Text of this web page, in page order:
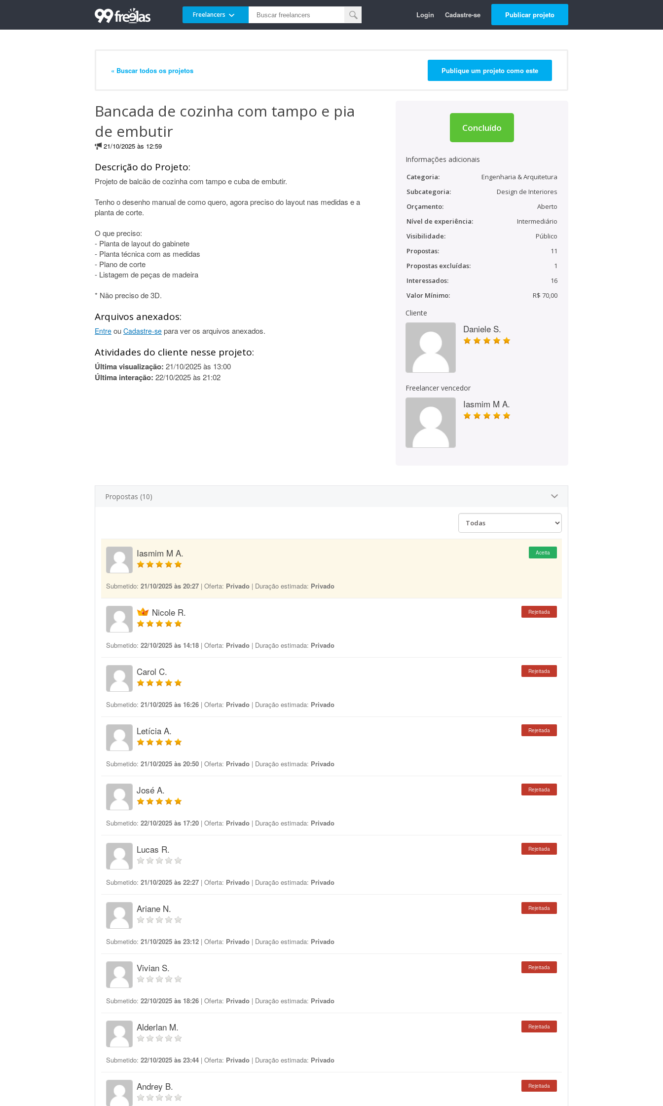
Freelancers Login Cadastre-se Publicar projeto
« Buscar todos os projetos Publique um projeto como este
Bancada de cozinha com tampo e pia
de embutir
21/10/2025 às 12:59
Descrição do Projeto:
Projeto de balcão de cozinha com tampo e cuba de embutir.
Tenho o desenho manual de como quero, agora preciso do layout nas medidas e a
planta de corte.
O que preciso:
- Planta de layout do gabinete
- Planta técnica com as medidas
- Plano de corte
- Listagem de peças de madeira
* Não preciso de 3D.
Arquivos anexados:
Entre ou Cadastre-se para ver os arquivos anexados.
Atividades do cliente nesse projeto:
Última visualização: 21/10/2025 às 13:00
Última interação: 22/10/2025 às 21:02
Concluído
Informações adicionais
Categoria:
Engenharia & Arquitetura
Subcategoria:
Design de Interiores
Orçamento:
Aberto
Nível de experiência:
Intermediário
Visibilidade:
Público
Propostas:
11
Propostas excluídas:
1
Interessados:
16
Valor Mínimo:
R$ 70,00
Cliente
Daniele S.
Freelancer vencedor
Iasmim M A.
Propostas (10)
Iasmim M A. Aceita
Submetido: 21/10/2025 às 20:27 | Oferta: Privado | Duração estimada: Privado
Nicole R. Rejeitada
Submetido: 22/10/2025 às 14:18 | Oferta: Privado | Duração estimada: Privado
Carol C. Rejeitada
Submetido: 21/10/2025 às 16:26 | Oferta: Privado | Duração estimada: Privado
Letícia A. Rejeitada
Submetido: 21/10/2025 às 20:50 | Oferta: Privado | Duração estimada: Privado
José A. Rejeitada
Submetido: 22/10/2025 às 17:20 | Oferta: Privado | Duração estimada: Privado
Lucas R. Rejeitada
Submetido: 21/10/2025 às 22:27 | Oferta: Privado | Duração estimada: Privado
Ariane N. Rejeitada
Submetido: 21/10/2025 às 23:12 | Oferta: Privado | Duração estimada: Privado
Vivian S. Rejeitada
Submetido: 22/10/2025 às 18:26 | Oferta: Privado | Duração estimada: Privado
Alderlan M. Rejeitada
Submetido: 22/10/2025 às 23:44 | Oferta: Privado | Duração estimada: Privado
Andrey B. Rejeitada